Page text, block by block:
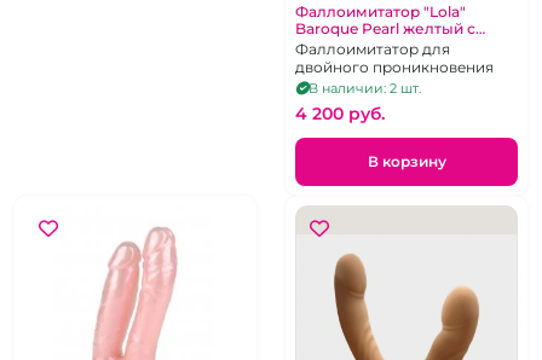
Фаллоимитатор "Lola"
Baroque Pearl желтый с
перлумутром для двойного
проникновения
Фаллоимитатор для
двойного проникновения
В наличии: 2 шт.
4 200 pуб.
В корзину